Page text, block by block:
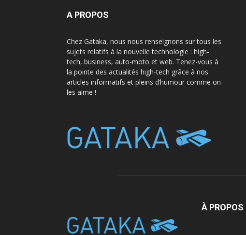
A PROPOS
Chez Gataka, nous nous renseignons sur tous les
sujets relatifs à la nouvelle technologie : high-
tech, business, auto-moto et web. Tenez-vous à
la pointe des actualités high-tech grâce à nos
articles informatifs et pleins d’humour comme on
les aime !
À PROPOS